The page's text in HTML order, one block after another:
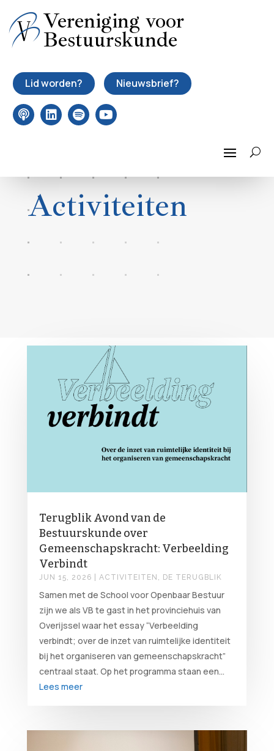
Vereniging voor
Bestuurskunde
Lid worden? Nieuwsbrief?
Activiteiten
Terugblik Avond van de
Bestuurskunde over
Gemeenschapskracht: Verbeelding
Verbindt
JUN 15, 2026 ACTIVITEITEN , DE TERUGBLIK
Samen met de School voor Openbaar Bestuur
zijn we als VB te gast in het provinciehuis van
Overijssel waar het essay “Verbeelding
verbindt; over de inzet van ruimtelijke identiteit
bij het organiseren van gemeenschapskracht”
centraal staat. Op het programma staan een...
Lees meer